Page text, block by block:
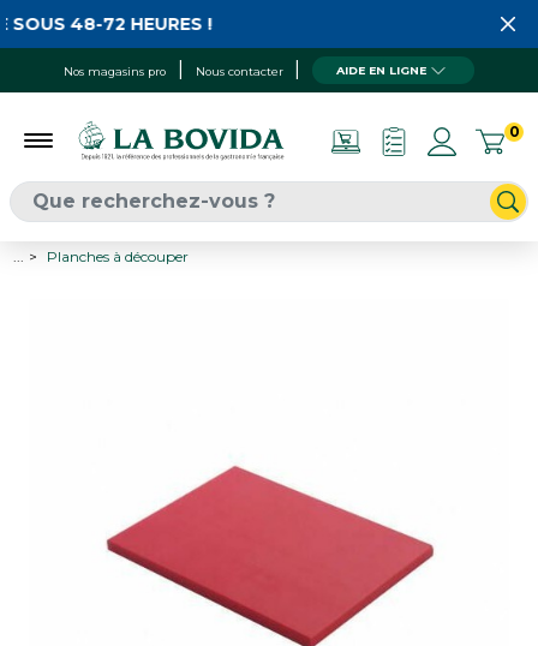
Nos magasins pro Nous contacter AIDE EN LIGNE
0
48-72 HEURES !
Planches à découper